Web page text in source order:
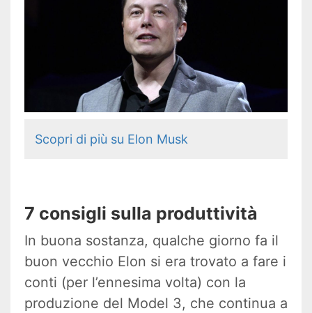
Scopri di più su Elon Musk
7 consigli sulla produttività
In buona sostanza, qualche giorno fa il
buon vecchio Elon si era trovato a fare i
conti (per l’ennesima volta) con la
produzione del Model 3, che continua a